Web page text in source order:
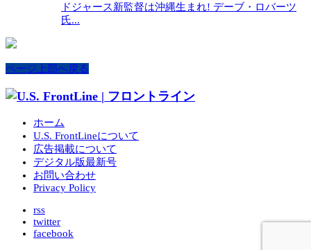
ドジャース新監督は沖縄生まれ! デーブ・ロバーツ
氏...
ページ上部へ戻る
ホーム
U.S. FrontLineについて
広告掲載について
デジタル版最新号
お問い合わせ
Privacy Policy
rss
twitter
facebook